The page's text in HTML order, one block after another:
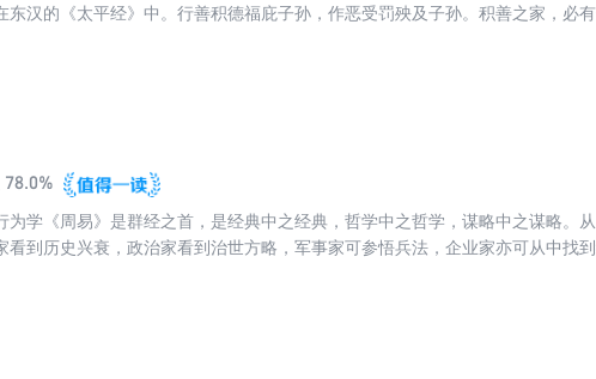
东汉的《太平经》中。行善积德福庇子孙，作恶受罚殃及子孙。积善之家，必
78.0%
为学《周易》是群经之首，是经典中之经典，哲学中之哲学，谋略中之谋略。
看到历史兴衰，政治家看到治世方略，军事家可参悟兵法，企业家亦可从中找